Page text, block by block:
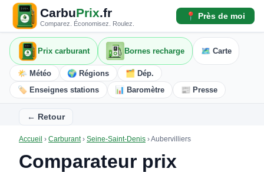
CarbuPrix.fr
Comparez. Économisez. Roulez.
📍 Près de moi
Prix carburant Bornes recharge 🗺️ Carte
🌤️ Météo 🌍 Régions
🗂️ Dép.
🏷️ Enseignes stations
📊 Baromètre 📰 Presse
← Retour
Accueil › Carburant› Seine-Saint-Denis ›Aubervilliers
Comparateur prix